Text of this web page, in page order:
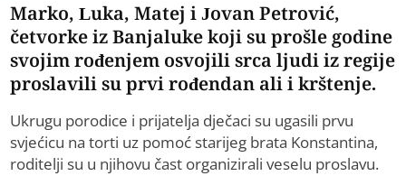
Marko, Luka, Matej i Jovan Petrović,
četvorke iz Banjaluke koji su prošle godine
svojim rođenjem osvojili srca ljudi iz regije
proslavili su prvi rođendan ali i krštenje.
Ukrugu porodice i prijatelja dječaci su ugasili prvu
svjećicu na torti uz pomoć starijeg brata Konstantina,
roditelji su u njihovu čast organizirali veselu proslavu.